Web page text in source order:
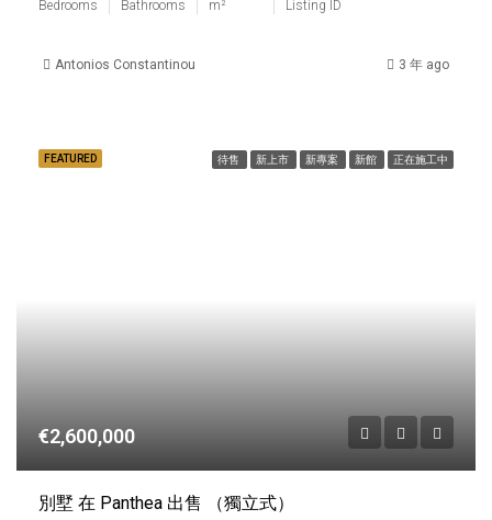
Bedrooms Bathrooms m² Listing ID
Antonios Constantinou 3 年 ago
FEATURED 待售 新上市 新專案 新館 正在施工中
€2,600,000
別墅 在 Panthea 出售 （獨立式）